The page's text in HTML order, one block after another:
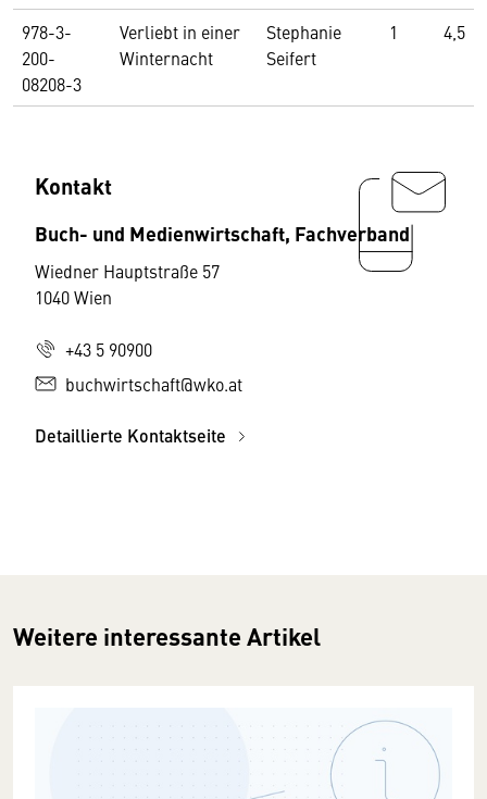
978-3-
200-
08208-3
Verliebt in einer
Winternacht
Stephanie
Seifert
1 4,5
Kontakt
Buch- und Medienwirtschaft, Fachverband
Wiedner Hauptstraße 57
1040 Wien
+43 5 90900
buchwirtschaft@wko.at
Detaillierte Kontaktseite
Weitere interessante Artikel